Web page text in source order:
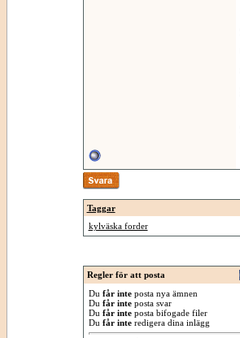
Taggar
kylväska forder
Regler för att posta
Du får inteposta nya ämnen
Du får inteposta svar
Du får inteposta bifogade filer
Du får interedigera dina inlägg